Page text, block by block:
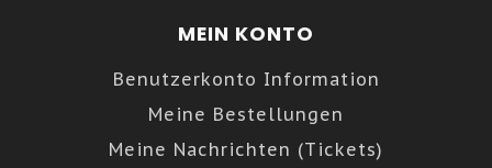
MEIN KONTO
Benutzerkonto Information
Meine Bestellungen
Meine Nachrichten (Tickets)